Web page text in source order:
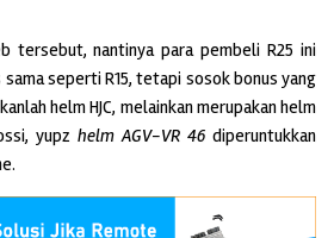
tersebut, nantinya para pembeli R25 ini
seperti R15, tetapi sosok bonus yang
helm HJC, melainkan merupakan helm
yupz helm AGV-VR 46 diperuntukkan